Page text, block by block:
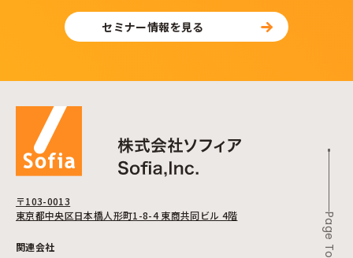
セミナー情報を見る
〒103-0013
東京都中央区日本橋人形町1-8-4 東商共同ビル 4階
関連会社 Page Top